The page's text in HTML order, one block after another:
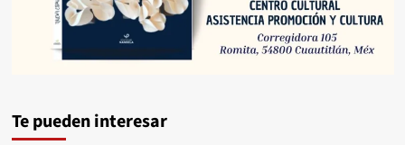
Te pueden interesar